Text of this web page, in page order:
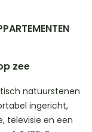
zee
natuurstenen
ingericht,
televisie en een